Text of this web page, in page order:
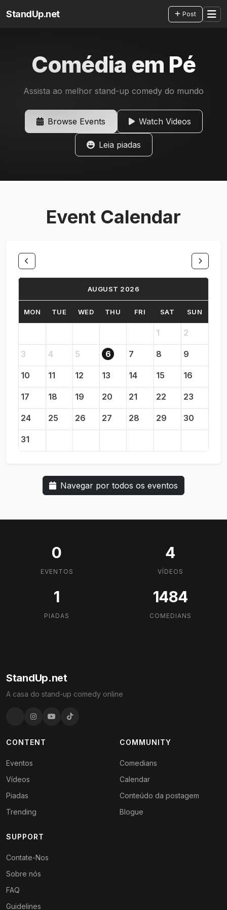
StandUp.net Post
Comédia em Pé
Assista ao melhor stand-up comedy do mundo
Browse Events Watch Videos
Leia piadas
Event Calendar
AUGUST 2026
MON TUE WED THU FRI SAT SUN
1 2
3 4 5 6 7 8 9
10 11 12 13 14 15 16
17 18 19 20 21 22 23
24 25 26 27 28 29 30
31
Navegar por todos os eventos
0
EVENTOS
4
VÍDEOS
1
PIADAS
1484
COMEDIANS
StandUp.net
A casa do stand-up comedy online
CONTENT
Eventos
Vídeos
Piadas
Trending
COMMUNITY
Comedians
Calendar
Conteúdo da postagem
Blogue
SUPPORT
Contate-Nos
Sobre nós
FAQ
Guidelines